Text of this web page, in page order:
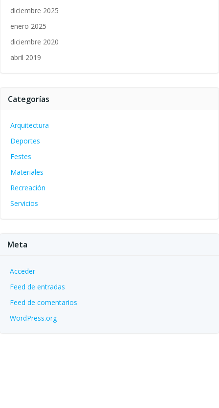
diciembre 2025
enero 2025
diciembre 2020
abril 2019
Categorías
Arquitectura
Deportes
Festes
Materiales
Recreación
Servicios
Meta
Acceder
Feed de entradas
Feed de comentarios
WordPress.org